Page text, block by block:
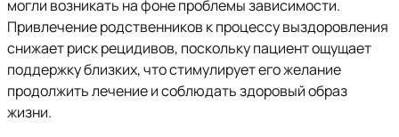
могли возникать на фоне проблемы зависимости.
Привлечение родственников к процессу выздоровления
снижает риск рецидивов, поскольку пациент ощущает
поддержку близких, что стимулирует его желание
продолжить лечение и соблюдать здоровый образ
жизни.